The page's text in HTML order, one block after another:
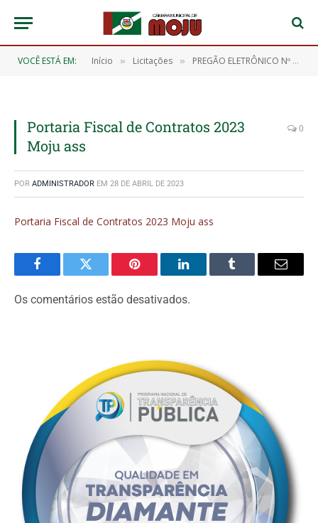
VOCÊ ESTÁ EM: Início » Licitações » PREGÃO ELETRÔNICO Nº 005/2023-SRP-CMM (REGISTRO DE PREÇOS PARA A CONTRAÇÃO DE EMPRESA PARA A EVENTUAL AQUISIÇÃO DE MATERIAL DE HIGIENE E LIMPEZA E UTENSÍLIOS DE COPA E COZINHA)
Portaria Fiscal de Contratos 2023
Moju ass
0
POR ADMINISTRADOR EM 28 DE ABRIL DE 2023
Portaria Fiscal de Contratos 2023 Moju ass
FacebookTwitter Pinterest O
LinkedIn
Tumblr
E-
Os comentários estão desativados.